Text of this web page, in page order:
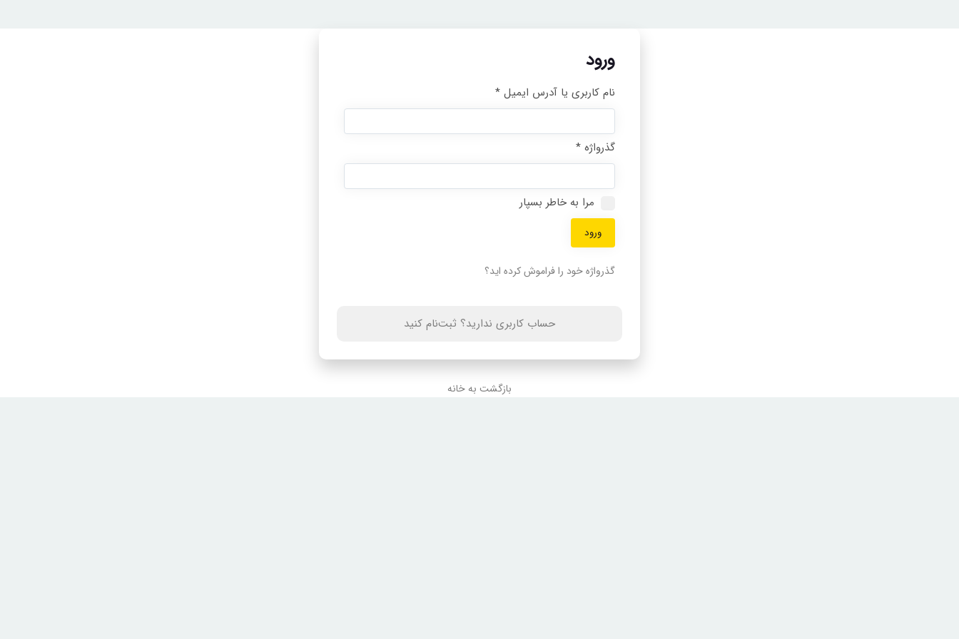
ورود
نام کاربری یا آدرس ایمیل *
گذرواژه *
مرا به خاطر بسپار
ورود
گذرواژه خود را فراموش کرده اید؟
حساب کاربری ندارید؟ ثبت‌نام کنید
بازگشت به خانه